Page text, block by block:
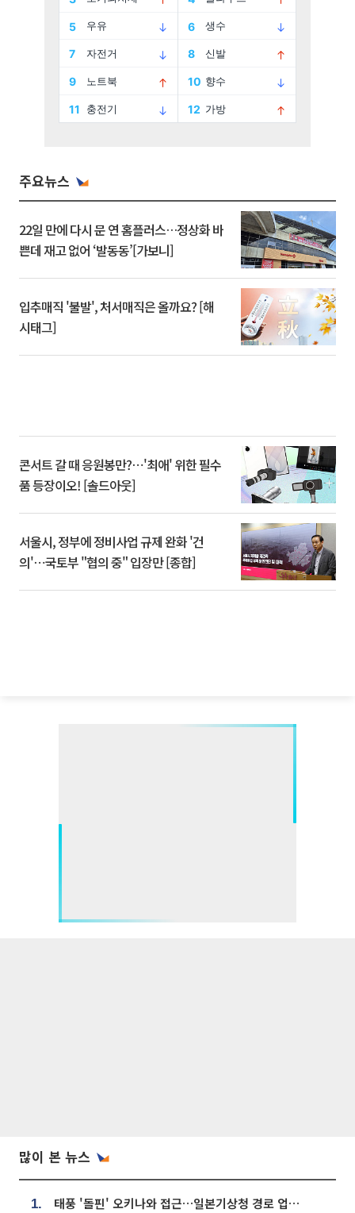
주요뉴스
22일 만에 다시 문 연 홈플러스…정상화 바
쁜데 재고 없어 ‘발동동’[가보니]
입추매직 '불발', 처서매직은 올까요? [해
시태그]
콘서트 갈 때 응원봉만?⋯'최애' 위한 필수
품 등장이오! [솔드아웃]
서울시, 정부에 정비사업 규제 완화 '건
의'⋯국토부 "협의 중" 입장만 [종합]
많이 본 뉴스
1. 태풍 '돌핀' 오키나와 접근…일본기상청 경로 업데이트